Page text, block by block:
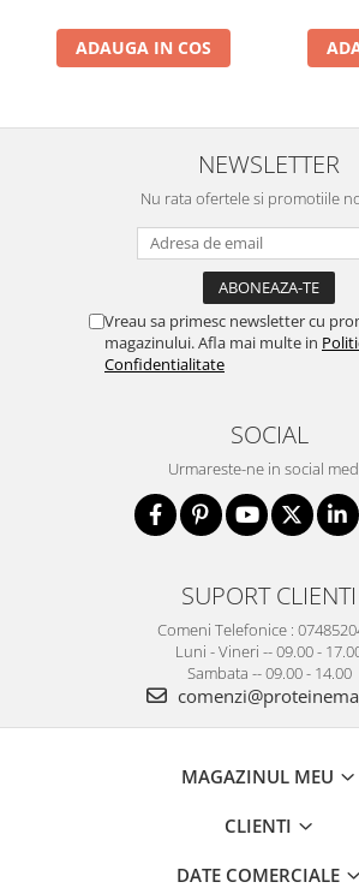
ADAUGA IN COS
NEWSLETTER
Nu rata ofertele si promotiile
Vreau sa primesc newsletter cu
magazinului. Afla mai multe in
Confidentialitate
SOCIAL
Urmareste-ne in social
SUPORT CLIENTI
Comeni Telefonice :
Luni - Vineri -- 09.00 -
Sambata -- 09.00 - 14.00
MAGAZINUL MEU
CLIENTI
DATE COMERCIALE